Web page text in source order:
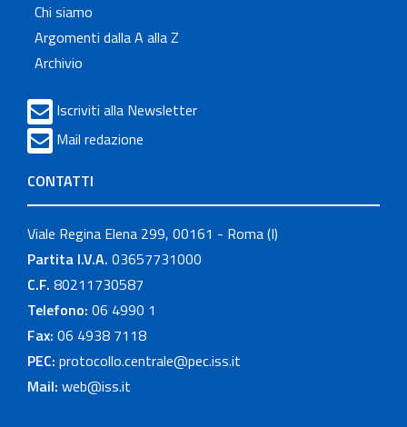
Chi siamo
Argomenti dalla A alla Z
Archivio
Iscriviti alla Newsletter
Mail redazione
CONTATTI
Viale Regina Elena 299, 00161 - Roma (I)
Partita I.V.A. 03657731000
C.F. 80211730587
Telefono: 06 4990 1
Fax: 06 4938 7118
PEC: protocollo.centrale@pec.iss.it
Mail: web@iss.it